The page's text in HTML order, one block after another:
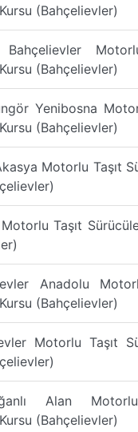
(Bahçelievler)
(Bahçelievler)
Yenibosna
(Bahçelievler)
Motorlu Taşıt
Taşıt
Anadolu
(Bahçelievler)
Motorlu Taşıt
Alan
(Bahçelievler)